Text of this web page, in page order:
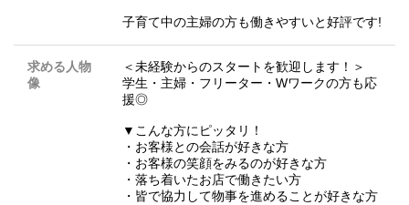
子育て中の主婦の方も働きやすいと好評です!
求める人物
像
＜未経験からのスタートを歓迎します！＞
学生・主婦・フリーター・Wワークの方も応
援◎
▼こんな方にピッタリ！
・お客様との会話が好きな方
・お客様の笑顔をみるのが好きな方
・落ち着いたお店で働きたい方
・皆で協力して物事を進めることが好きな方